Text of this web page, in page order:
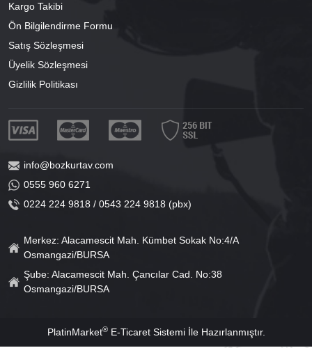
Kargo Takibi
Ön Bilgilendirme Formu
Satış Sözleşmesi
Üyelik Sözleşmesi
Gizlilik Politikası
info@bozkurtav.com
0555 960 6271
0224 224 9818 / 0543 224 9818 (pbx)
Merkez: Alacamescit Mah. Kümbet Sokak No:4/A
Osmangazi/BURSA
Şube: Alacamescit Mah. Çancılar Cad. No:38
Osmangazi/BURSA
PlatinMarket®E-Ticaret Sistemiİle Hazırlanmıştır.